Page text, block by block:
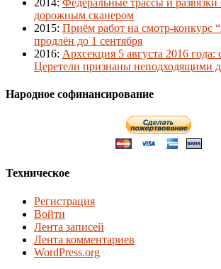
дорожным сканером
2015: Приём работ на смотр-конкурс
продлён до 1 сентября
2016: Архсекция 5 августа 2016 года:
Церетели признаны неподходящими
Народное софинансирование
Техническое
Регистрация
Войти
Лента записей
Лента комментариев
WordPress.org